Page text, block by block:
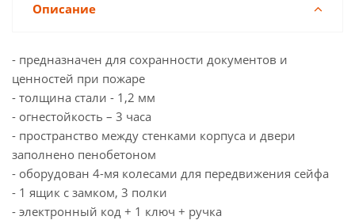
Описание
- предназначен для сохранности документов и
ценностей при пожаре
- толщина стали - 1,2 мм
- огнестойкость – 3 часа
- пространство между стенками корпуса и двери
заполнено пенобетоном
- оборудован 4-мя колесами для передвижения сейфа
- 1 ящик с замком, 3 полки
- электронный код + 1 ключ + ручка